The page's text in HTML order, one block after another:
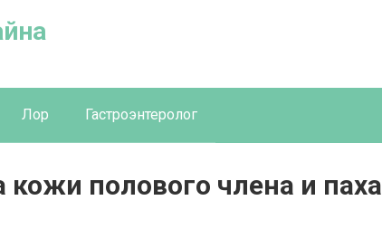
Лор Гастроэнтеролог
кожи полового члена и паха